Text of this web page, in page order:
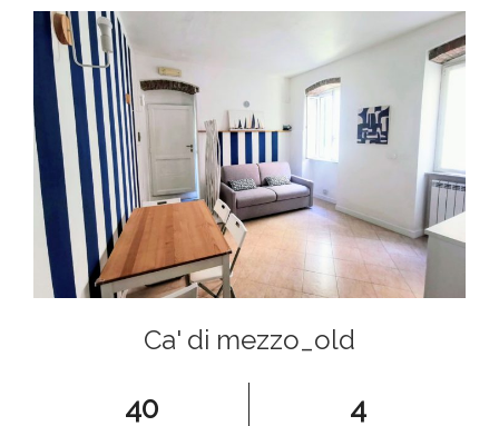
Ca' di mezzo_old
40 4